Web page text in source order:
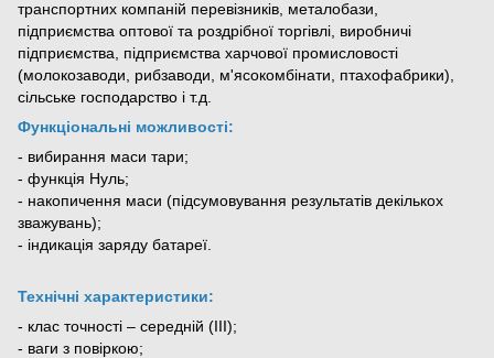
транспортних компаній перевізників, металобази,
підприємства оптової та роздрібної торгівлі, виробничі
підприємства, підприємства харчової промисловості
(молокозаводи, рибзаводи, м'ясокомбінати, птахофабрики),
сільське господарство і т.д.
Функціональні можливості:
- вибирання маси тари;
- функція Нуль;
- накопичення маси (підсумовування результатів декількох
зважувань);
- індикація заряду батареї.
Технічні характеристики:
- клас точності – середній (ІІІ);
- ваги з повіркою;